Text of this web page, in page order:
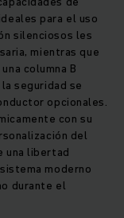
para el uso
silenciosos les
mientras que
columna B
seguridad se
opcionales.
con su
del
una libertad
moderno
durante el